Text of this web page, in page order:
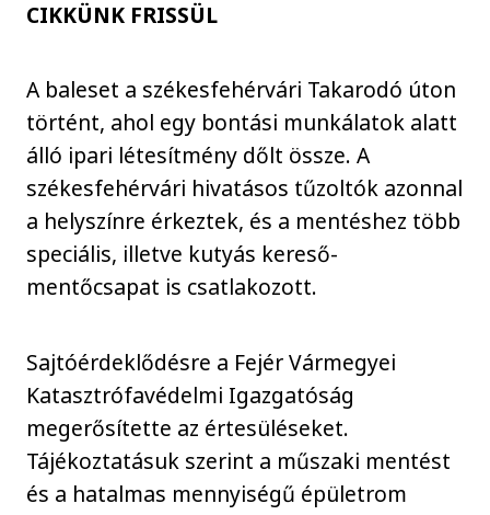
CIKKÜNK FRISSÜL
A baleset a székesfehérvári Takarodó úton
történt, ahol egy bontási munkálatok alatt
álló ipari létesítmény dőlt össze. A
székesfehérvári hivatásos tűzoltók azonnal
a helyszínre érkeztek, és a mentéshez több
speciális, illetve kutyás kereső-
mentőcsapat is csatlakozott.
Sajtóérdeklődésre a Fejér Vármegyei
Katasztrófavédelmi Igazgatóság
megerősítette az értesüléseket.
Tájékoztatásuk szerint a műszaki mentést
és a hatalmas mennyiségű épületrom